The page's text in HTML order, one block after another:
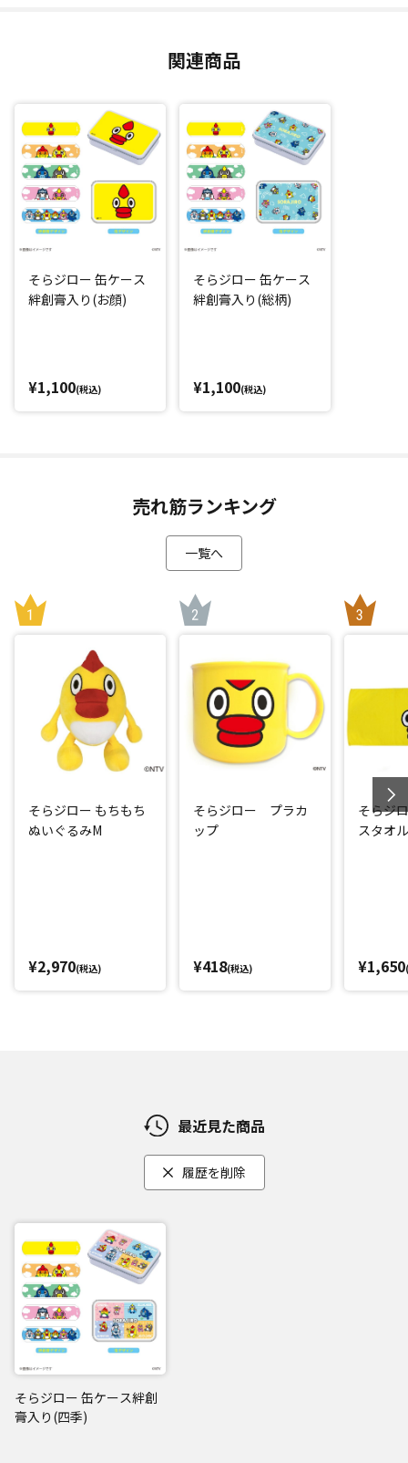
関連商品
そらジロー 缶ケース
絆創膏入り(お顔)
¥1,100(税込)
そらジロー 缶ケース
絆創膏入り(総柄)
¥1,100(税込)
売れ筋ランキング
一覧へ
そらジロー もちもち
ぬいぐるみM
¥2,970(税込)
そらジロー プラカ
ップ
¥418(税込)
そらジ
スタオ
¥1,650
最近見た商品
履歴を削除
そらジロー 缶ケース絆創
膏入り(四季)